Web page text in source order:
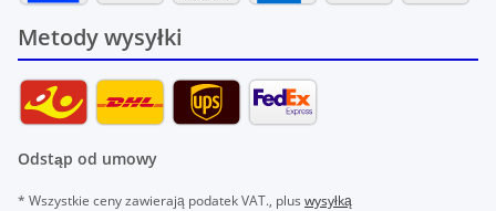
Metody wysyłki
Odstąp od umowy
* Wszystkie ceny zawierają podatek VAT., plus wysyłką